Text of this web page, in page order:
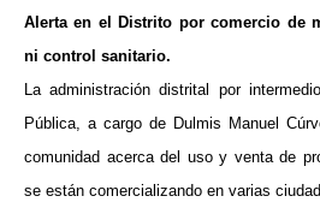
Alerta en el Distrito por comercio de
ni control sanitario.
La administración distrital por
Pública, a cargo de Dulmis Manuel
comunidad acerca del uso y venta de
se están comercializando en varias